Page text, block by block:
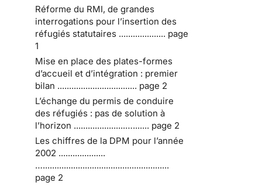
Réforme du RMI, de grandes
interrogations pour l’insertion des
réfugiés statutaires .................... page
1
Mise en place des plates-formes
d’accueil et d’intégration : premier
bilan .................................. page 2
L’échange du permis de conduire
des réfugiés : pas de solution à
l’horizon ......................…....... page 2
Les chiffres de la DPM pour l’année
2002 ....................
…......................................................
page 2